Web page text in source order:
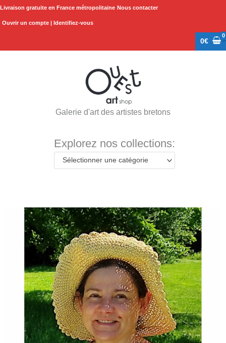
Aller
Livraison gratuite en France métropolitaine Nous contacter
Ouvrir un compte | Identifiez-vous
0€
Galerie d'art des artistes bretons
Explorez nos collections:
Sélectionner une catégorie